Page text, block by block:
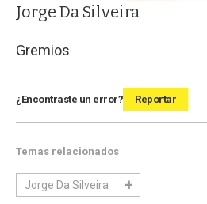
Jorge Da Silveira
Gremios
¿Encontraste un error? Reportar
Temas relacionados
Jorge Da Silveira